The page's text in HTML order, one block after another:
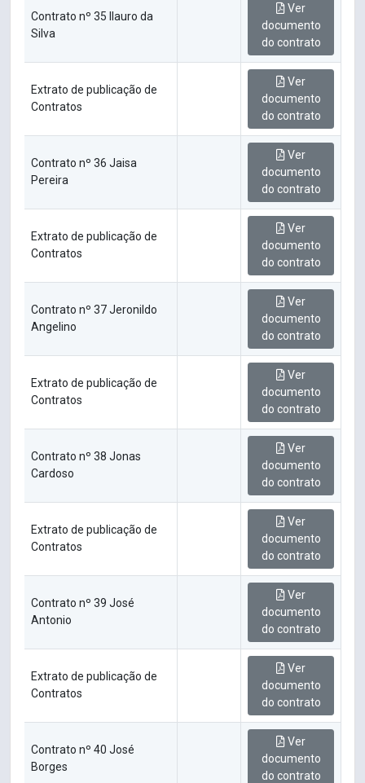
Contrato nº 35 Ilauro da
Silva
Ver
documento
do contrato
Extrato de publicação de
Contratos
Ver
documento
do contrato
Contrato nº 36 Jaisa
Pereira
Ver
documento
do contrato
Extrato de publicação de
Contratos
Ver
documento
do contrato
Contrato nº 37 Jeronildo
Angelino
Ver
documento
do contrato
Extrato de publicação de
Contratos
Ver
documento
do contrato
Contrato nº 38 Jonas
Cardoso
Ver
documento
do contrato
Extrato de publicação de
Contratos
Ver
documento
do contrato
Contrato nº 39 José
Antonio
Ver
documento
do contrato
Extrato de publicação de
Contratos
Ver
documento
do contrato
Contrato nº 40 José
Borges
Ver
documento
do contrato